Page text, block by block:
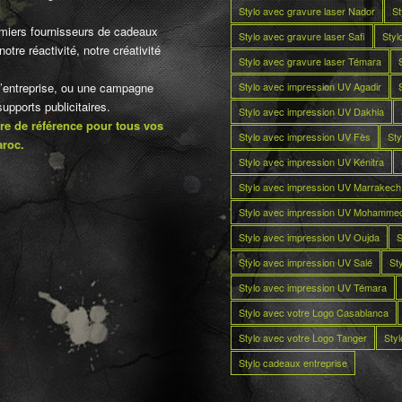
fournisseurs de cadeaux
réactivité, notre créativité
ou une campagne
publicitaires.
de référence pour tous vos
Stylo avec gravure laser Nador
Stylo avec gravure laser Safi
Stylo avec gravure laser Témara
Stylo avec impression UV Agadir
Stylo avec impression UV Dakhla
Stylo avec impression UV Fès
Stylo avec impression UV Kénitra
Stylo avec impression UV Marrakech
Stylo avec impression UV
Stylo avec impression UV Oujda
Stylo avec impression UV Salé
Stylo avec impression UV Témara
Stylo avec votre Logo Casablanca
Stylo avec votre Logo Tanger
Stylo cadeaux entreprise